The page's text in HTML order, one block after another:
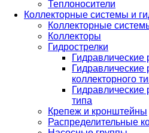
Теплоносители
Коллекторные системы и
Коллекторные
Коллекторы
Гидрострелки
Гидравлические
Гидравлические
коллекторного
Гидравлические
типа
Крепеж и кронштейны
Распределительные